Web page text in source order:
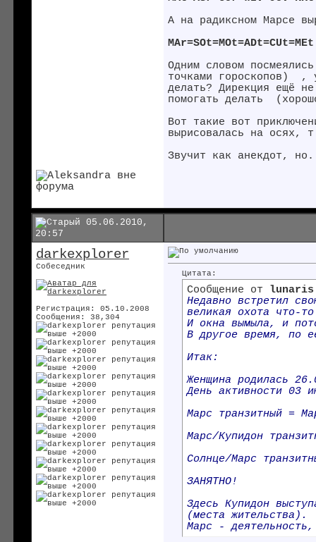
А на радиксном Марсе
MAr=SOt=MOt=ADt=CUt=MEt
Одним словом
точками гороскопов)
,
делать? Дирекция ещё
помогать делать
Вот такие вот
вырисовалась на осях,
Звучит как анекдот,
05.06.2010,
20:57
darkexplorer
Собеседник
Регистрация: 05.10.2008
Сообщения: 38,304
Цитата:
Сообщение от lunaris
Недавно встретил
великая охота что-
И окна вымыла, и
В другое время, по
Итак:
Женщина родилась
День активности 03
Марс транзитный =
Марс/Купидон
Солнце/Марс
ЗАНЯТНО!
Здесь Купидон
(места жительства).
Марс -